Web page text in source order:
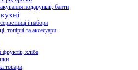
подарунків, банти
і набори
топірці та аксесуари
хліба
товари